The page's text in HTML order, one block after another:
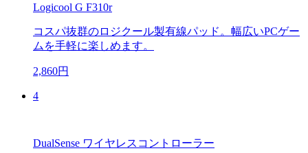
Logicool G F310r
コスパ抜群のロジクール製有線パッド。幅広いPCゲー
ムを手軽に楽しめます。
2,860円
4
DualSense ワイヤレスコントローラー